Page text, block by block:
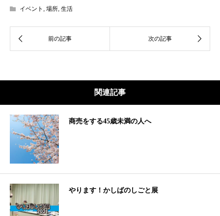
イベント , 場所, 生活
関連記事
商売をする45歳未満の人へ
やります！かしばのしごと展